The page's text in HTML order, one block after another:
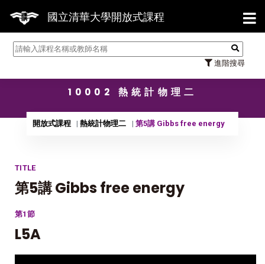
國立清華大學開放式課程
進階搜尋
【
10002 熱統計物理二
開放式課程 熱統計物理二 第5講 Gibbs free energy
TITLE
第5講 Gibbs free energy
第1節
L5A